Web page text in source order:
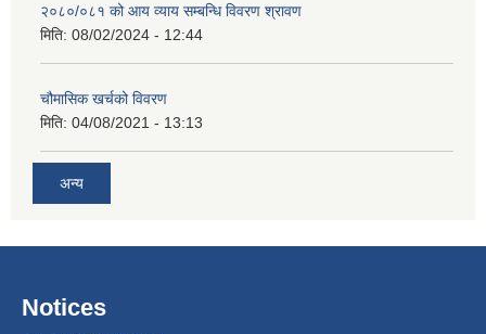
२०८०/०८१ को आय व्याय सम्बन्धि विवरण श्रावण
मिति: 08/02/2024 - 12:44
चौमासिक खर्चको विवरण
मिति: 04/08/2021 - 13:13
अन्य
Notices